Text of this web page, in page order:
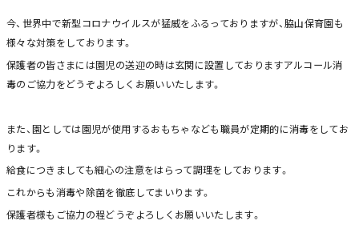
今、世界中で新型コロナウイルスが猛威をふるっておりますが、脇山保育園も
様々な対策をしております。
保護者の皆さまには園児の送迎の時は玄関に設置しておりますアルコール消
毒のご協力をどうぞよろしくお願いいたします。
また、園としては園児が使用するおもちゃなども職員が定期的に消毒をしてお
ります。
給食につきましても細心の注意をはらって調理をしております。
これからも消毒や除菌を徹底してまいります。
保護者様もご協力の程どうぞよろしくお願いいたします。